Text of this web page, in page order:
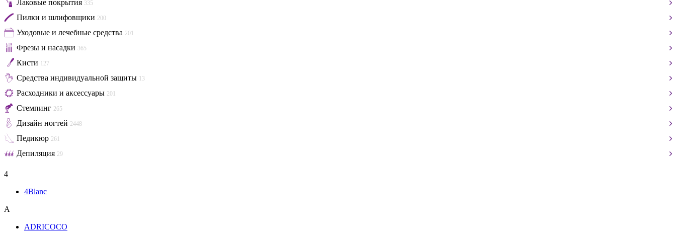
Лаковые покрытия 335
Пилки и шлифовщики 200
Уходовые и лечебные средства 201
Фрезы и насадки 365
Кисти 127
Средства индивидуальной защиты 13
Расходники и аксессуары 201
Стемпинг 265
Дизайн ногтей 2448
Педикюр 261
Депиляция 29
4
4Blanc
A
ADRICOCO